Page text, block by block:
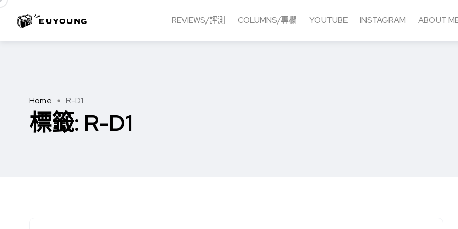
REVIEWS/評測 COLUMNS/專欄 YOUTUBE INSTAGRAM ABOUT
Home R-D1
標籤: R-D1